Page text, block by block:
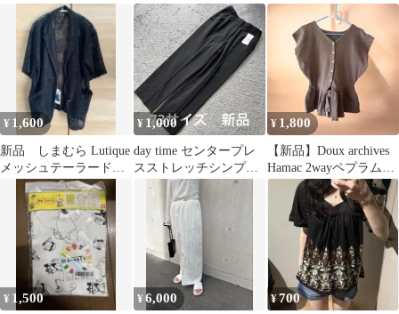
新品 BOX付き 高級レ
¥ 1,600
新品 しまむら Lutique
メッシュテーラードジ
ャケットシャツ Lサイ
ズ 黒
¥ 1,000
day time センタープレ
スストレッチシンプル
パンツ黒73 新品
¥ 1,800
【新品】Doux archives
Hamac 2wayペプラムノ
ースリニット
¥ 1,500 ¥6,000 ¥700